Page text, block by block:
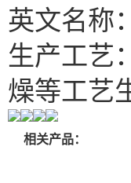
英文名称：
生产工艺
燥等工艺
相关产品：